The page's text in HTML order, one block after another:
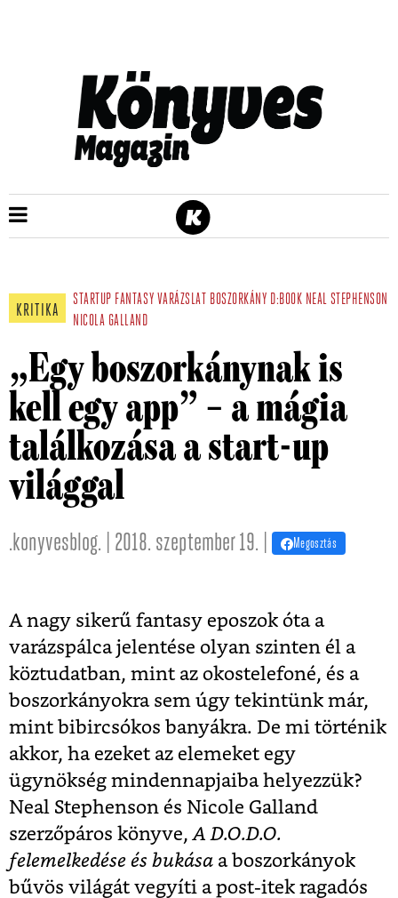
KRITIKA
STARTUP FANTASY VARÁZSLAT BOSZORKÁNY D:BOOK NEAL STEPHENSON
NICOLA GALLAND
„Egy boszorkánynak is
kell egy app” – a mágia
találkozása a start-up
világgal
.konyvesblog. | 2018. szeptember 19. | Megosztás
A nagy sikerű fantasy eposzok óta a
varázspálca jelentése olyan szinten él a
köztudatban, mint az okostelefoné, és a
boszorkányokra sem úgy tekintünk már,
mint bibircsókos banyákra. De mi történik
akkor, ha ezeket az elemeket egy
ügynökség mindennapjaiba helyezzük?
Neal Stephenson és Nicole Galland
szerzőpáros könyve, A D.O.D.O.
felemelkedése és bukása a boszorkányok
bűvös világát vegyíti a post-itek ragadós